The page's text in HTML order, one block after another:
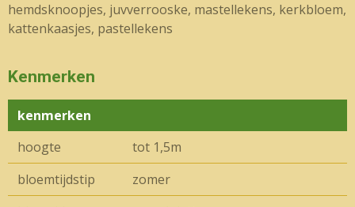
hemdsknoopjes, juvverrooske, mastellekens, kerkbloem,
kattenkaasjes, pastellekens
Kenmerken
kenmerken
hoogte
tot 1,5m
bloemtijdstip
zomer